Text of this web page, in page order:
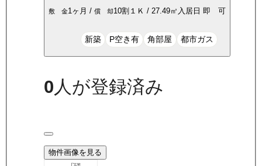
敷 金1ヶ月 /償 却10割 １Ｋ / 27.49㎡ 入居日 即 可
新築 P空き有 角部屋 都市ガス
0人が登録済み
物件画像を見る